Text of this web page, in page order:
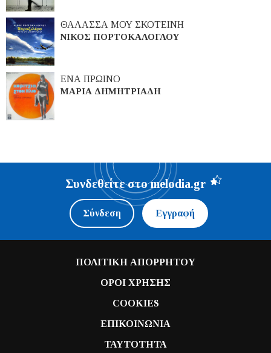
ΘΑΛΑΣΣΑ ΜΟΥ ΣΚΟΤΕΙΝΗ
ΝΙΚΟΣ ΠΟΡΤΟΚΑΛΟΓΛΟΥ
ΕΝΑ ΠΡΩΙΝΟ
ΜΑΡΙΑ ΔΗΜΗΤΡΙΑΔΗ
Συνδεθείτε στο melodia.gr
Σύνδεση Εγγραφή
ΠΟΛΙΤΙΚΗ ΑΠΟΡΡΗΤΟΥ
ΟΡΟΙ ΧΡΗΣΗΣ
COOKIES
ΕΠΙΚΟΙΝΩΝΙΑ
ΤΑΥΤΟΤΗΤΑ